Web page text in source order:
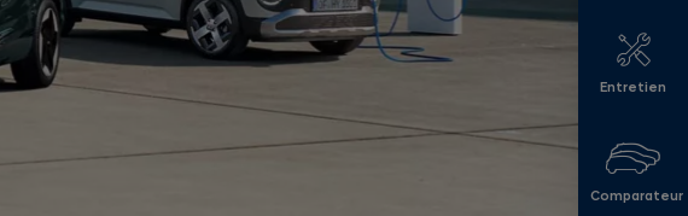
Entretien
Comparateur